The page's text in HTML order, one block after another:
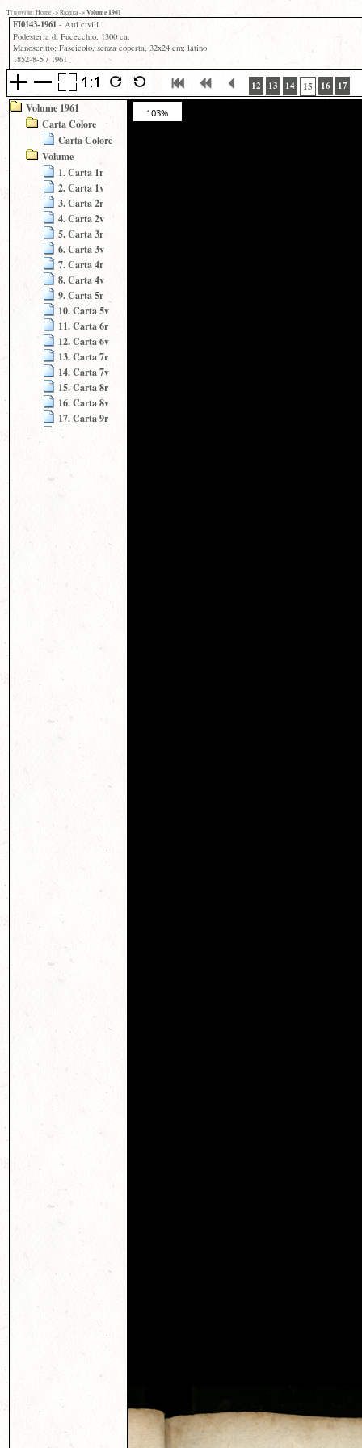
Ti trovi in: Home-> Ricerca-> Volume 1961
FI0143-1961- Atti civili
Podesteria di Fucecchio, 1300 ca.
Manoscritto; Fascicolo, senza coperta, 32x24 cm; latino
1852-8-5 / 1961
12 13 14 15 16 17
Volume 1961
Carta Colore
Carta Colore
Volume
1. Carta 1r
2. Carta 1v
3. Carta 2r
4. Carta 2v
5. Carta 3r
6. Carta 3v
7. Carta 4r
8. Carta 4v
9. Carta 5r
10. Carta 5v
11. Carta 6r
12. Carta 6v
13. Carta 7r
14. Carta 7v
15. Carta 8r
16. Carta 8v
17. Carta 9r
103%